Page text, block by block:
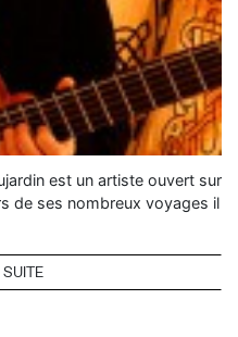
est un artiste ouvert sur
de ses nombreux voyages il